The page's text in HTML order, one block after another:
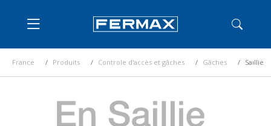
France Produits Controle d'accès et gâches Gâches Saillie